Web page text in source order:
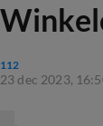
112
23 dec 2023,